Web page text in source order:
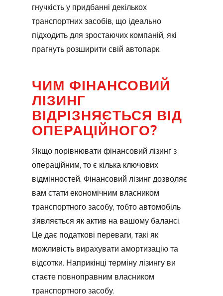
гнучкість у придбанні декількох
транспортних засобів, що ідеально
підходить для зростаючих компаній, які
прагнуть розширити свій автопарк.
ЧИМ ФІНАНСОВИЙ
ЛІЗИНГ
ВІДРІЗНЯЄТЬСЯ ВІД
ОПЕРАЦІЙНОГО?
Якщо порівнювати фінансовий лізинг з
операційним, то є кілька ключових
відмінностей. Фінансовий лізинг дозволяє
вам стати економічним власником
транспортного засобу, тобто автомобіль
з'являється як актив на вашому балансі.
Це дає податкові переваги, такі як
можливість вирахувати амортизацію та
відсотки. Наприкінці терміну лізингу ви
стаєте повноправним власником
транспортного засобу.